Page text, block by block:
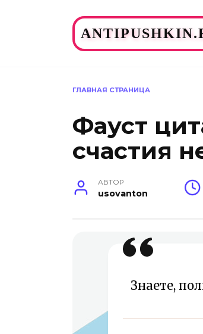
ГЛАВНАЯ СТРАНИЦА
Фауст
счастия
АВТОР
usovanton
Знаете,